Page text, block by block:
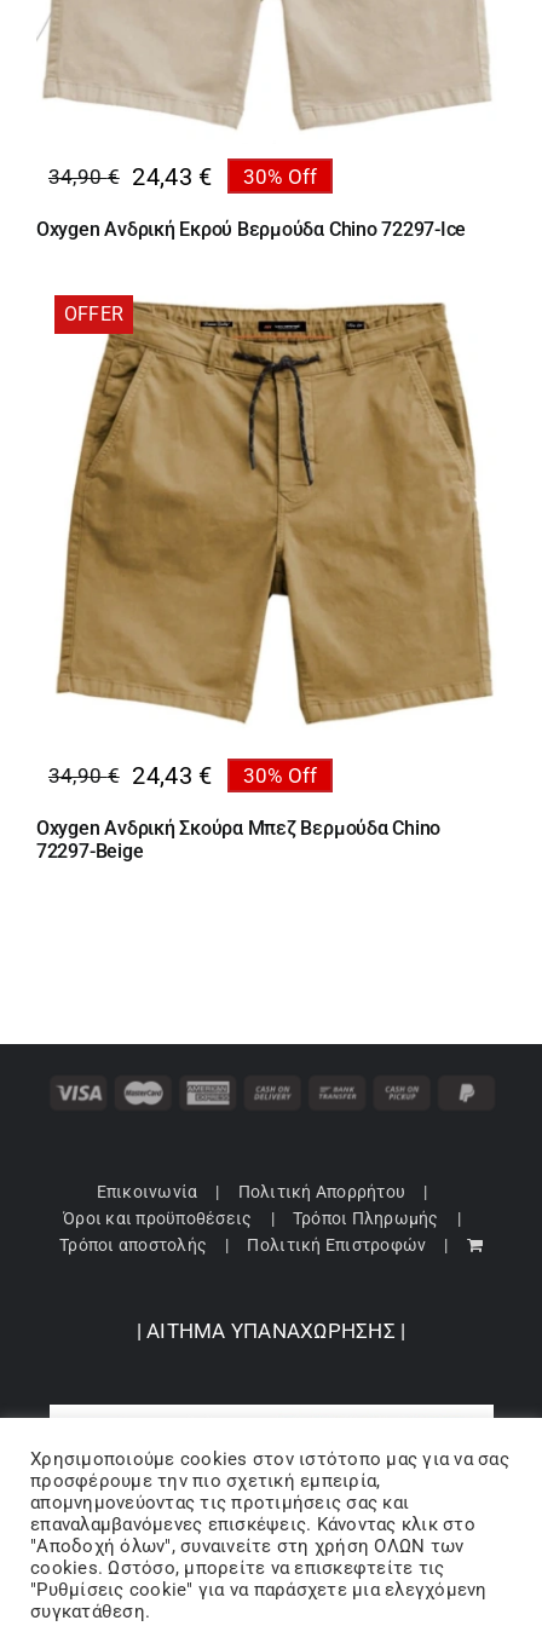
34,90€
Original
price
was:
24,43 €
Η
τρέχουσα
τιμή
24,43 €.
30% Off
Oxygen Ανδρική Εκρού Βερμούδα Chino 72297-Ice
OFFER
34,90€
Original
price
was:
24,43 €
Η
τρέχουσα
τιμή
30% Off
Oxygen Ανδρική Σκούρα Μπεζ Βερμούδα Chino
72297-Beige
Επικοινωνία
Πολιτική Απορρήτου
Όροι και προϋποθέσεις
Τρόποι Πληρωμής
Τρόποι αποστολής
Πολιτική Επιστροφών
| ΑΙΤΗΜΑ ΥΠΑΝΑΧΩΡΗΣΗΣ |
Copyright 2024 © Barbopoulos store - All Rights Reserved |
Χρησιμοποιούμε cookies στον ιστότοπo μας για να σας
προσφέρουμε την πιο σχετική εμπειρία,
απομνημονεύοντας τις προτιμήσεις σας και
επαναλαμβανόμενες επισκέψεις. Κάνοντας κλικ στο
"Αποδοχή όλων", συναινείτε στη χρήση ΟΛΩΝ των
cookies. Ωστόσο, μπορείτε να επισκεφτείτε τις
"Ρυθμίσεις cookie" για να παράσχετε μια ελεγχόμενη
συγκατάθεση.